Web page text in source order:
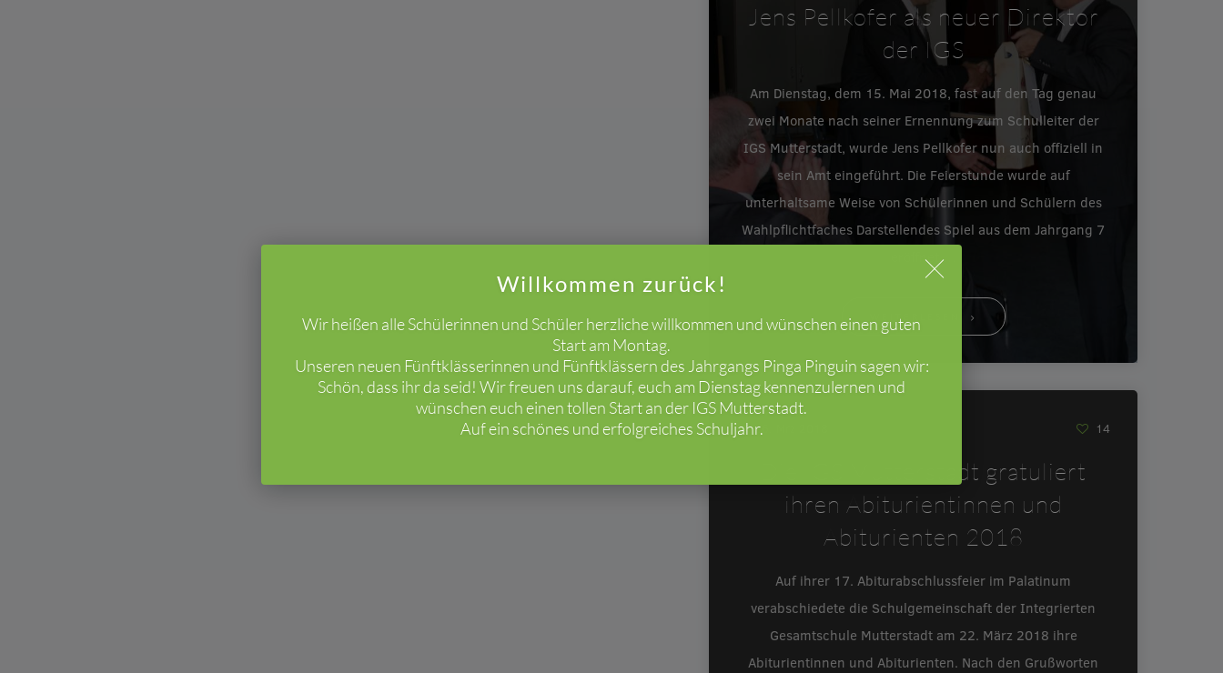
Willkommen zurück!
Wir heißen alle Schülerinnen und Schüler herzliche willkommen und wünschen einen guten
Start am Montag.
Unseren neuen Fünftklässerinnen und Fünftklässern des Jahrgangs Pinga Pinguin sagen wir:
Schön, dass ihr da seid! Wir freuen uns darauf, euch am Dienstag kennenzulernen und
wünschen euch einen tollen Start an der IGS Mutterstadt.
Auf ein schönes und erfolgreiches Schuljahr.
Jens Pellkofer als neuer Direktor
der IGS
Am Dienstag, dem 15. Mai 2018, fast auf den Tag genau
zwei Monate nach seiner Ernennung zum Schulleiter der
IGS Mutterstadt, wurde Jens Pellkofer nun auch offiziell in
sein Amt eingeführt. Die Feierstunde wurde auf
unterhaltsame Weise von Schülerinnen und Schülern des
Wahlpflichtfaches Darstellendes Spiel aus dem Jahrgang 7
eröffnet.…
WEITERLESEN
26. Mrz 2018 14
Die IGS Mutterstadt gratuliert
ihren Abiturientinnen und
Abiturienten 2018
Auf ihrer 17. Abiturabschlussfeier im Palatinum
verabschiedete die Schulgemeinschaft der Integrierten
Gesamtschule Mutterstadt am 22. März 2018 ihre
Abiturientinnen und Abiturienten. Nach den Grußworten